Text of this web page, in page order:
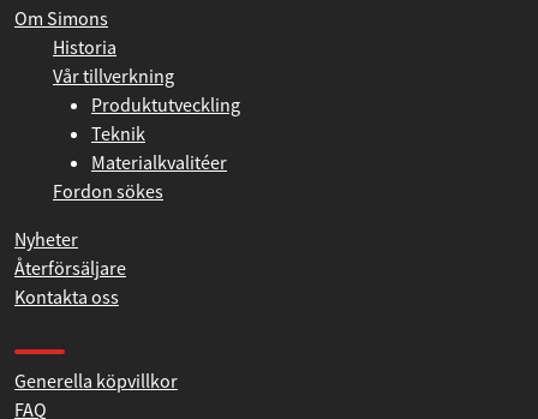
Ray
Om Simons
Historia
Vår tillverkning
Produktutveckling
Teknik
Fordon sökes
Nyheter
Kontakta oss
Produkthjälp och support